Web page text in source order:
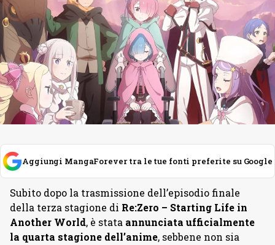
Aggiungi MangaForever tra le tue fonti preferite su Google
Subito dopo la trasmissione dell’episodio finale
della terza stagione di Re:Zero – Starting Life in
Another World, è stata annunciata ufficialmente
la quarta stagione dell’anime, sebbene non sia